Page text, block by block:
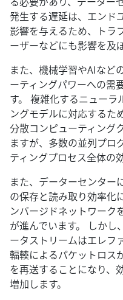
発生する遅延は、エンド
影響を与えるため、トラ
ーザーなどにも影響を及
また、機械学習やAIなど
ーティングパワーへの需
す。 複雑化するニューラ
ングモデルに対応するた
分散コンピューティング
ますが、多数の並列プロ
ティングプロセス全体の
また、データーセンター
の保存と読み取り効率化
ンバージドネットワーク
が進んでいます。 しか
ータストリームはエレフ
輻輳によるパケットロス
を再送することになり、
増加します。